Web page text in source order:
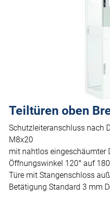
Teiltüren oben
Schutzleiteranschluss nach
M8x20
mit nahtlos eingeschäumter
Öffnungswinkel 120° auf
Türe mit Stangenschloss
Betätigung Standard 3 mm